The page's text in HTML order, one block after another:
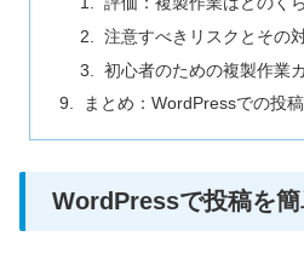
注意すべきリスクとその
初心者のための複製作業
まとめ：WordPressでの投
WordPressで投稿を